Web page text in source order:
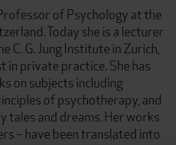
of Psychology at the
Today she is a lecturer
C. G. Jung Institute in Zurich,
in private practice. She has
on subjects including
of psychotherapy, and
and dreams. Her works
– have been translated into